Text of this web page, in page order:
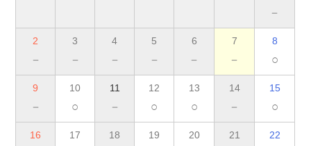
－
2
－
3
－
4
－
5
－
6
－
7
－
8
○
9
－
10
○
11
－
12
○
13
○
14
－
15
○
16 17 18 19 20 21 22